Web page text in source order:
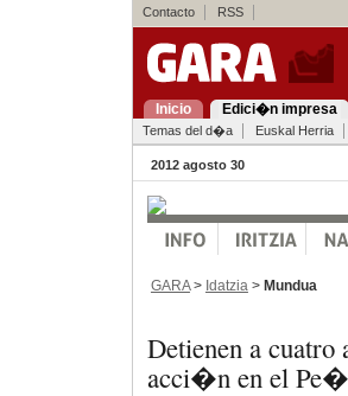
Contacto RSS
Inicio Edici�n impresa
Temas del d�a Euskal Herria
2012 agosto 30
GARA> Idatzia > Mundua
Detienen a
acci�n en el